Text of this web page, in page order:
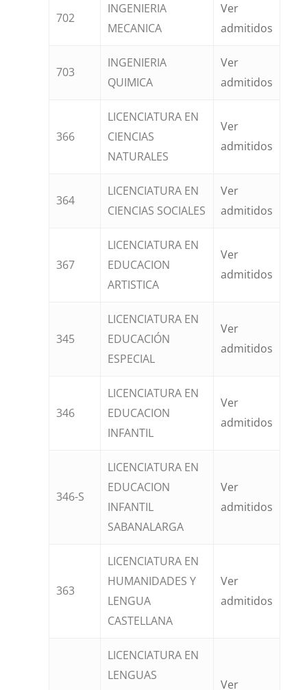
702
INGENIERIA
MECANICA
Ver
admitidos
703
INGENIERIA
QUIMICA
Ver
admitidos
366
LICENCIATURA EN
CIENCIAS
NATURALES
Ver
admitidos
364
LICENCIATURA EN
CIENCIAS SOCIALES
Ver
admitidos
367
LICENCIATURA EN
EDUCACION
ARTISTICA
Ver
admitidos
345
LICENCIATURA EN
EDUCACIÓN
ESPECIAL
Ver
admitidos
346
LICENCIATURA EN
EDUCACION
INFANTIL
Ver
admitidos
346-S
LICENCIATURA EN
EDUCACION
INFANTIL
SABANALARGA
Ver
admitidos
363
LICENCIATURA EN
HUMANIDADES Y
LENGUA
CASTELLANA
Ver
admitidos
LICENCIATURA EN
LENGUAS
Ver